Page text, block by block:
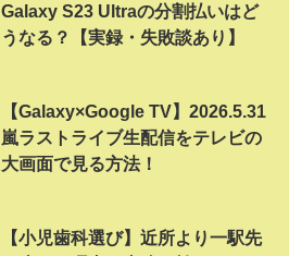
Galaxy S23 Ultraの分割払いはど
うなる？【実録・失敗談あり】
【Galaxy×Google TV】2026.5.31
嵐ラストライブ生配信をテレビの
大画面で見る方法！
【小児歯科選び】近所より一駅先